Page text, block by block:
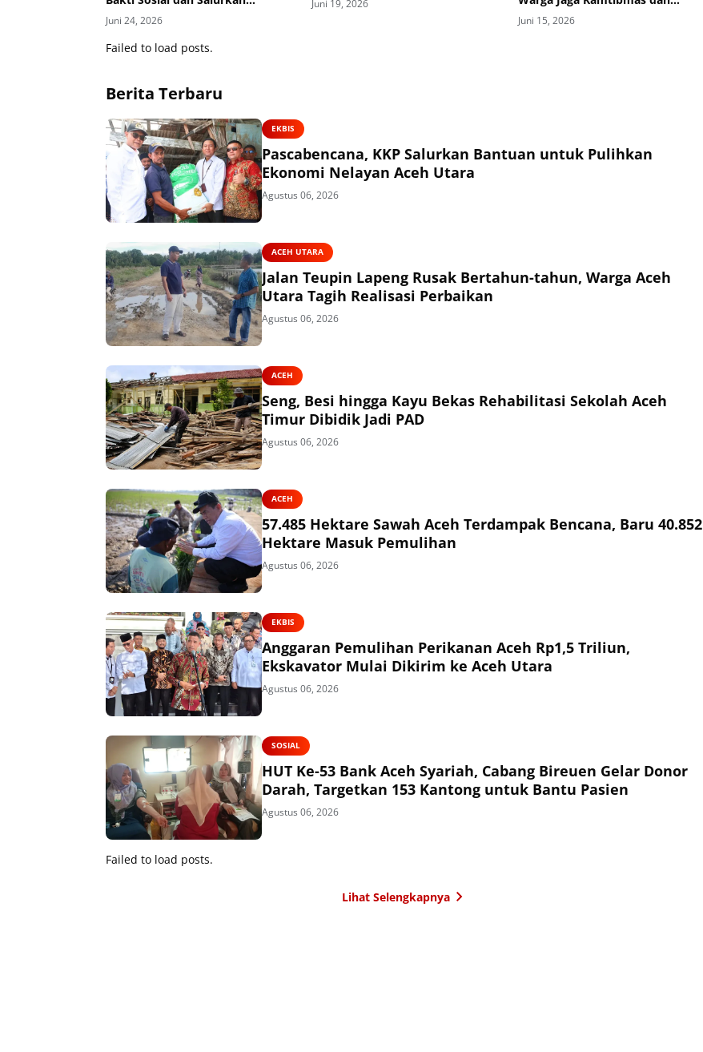
Bantuan untuk Masyarakat
Juni 24, 2026
Juni 19, 2026
Ketahanan Pangan
Juni 15, 2026
Failed to load posts.
Berita Terbaru
EKBIS
Pascabencana, KKP Salurkan Bantuan untuk Pulihkan
Ekonomi Nelayan Aceh Utara
Agustus 06, 2026
ACEH UTARA
Jalan Teupin Lapeng Rusak Bertahun-tahun, Warga Aceh
Utara Tagih Realisasi Perbaikan
Agustus 06, 2026
ACEH
Seng, Besi hingga Kayu Bekas Rehabilitasi Sekolah Aceh
Timur Dibidik Jadi PAD
Agustus 06, 2026
ACEH
57.485 Hektare Sawah Aceh Terdampak Bencana, Baru 40.852
Hektare Masuk Pemulihan
Agustus 06, 2026
EKBIS
Anggaran Pemulihan Perikanan Aceh Rp1,5 Triliun,
Ekskavator Mulai Dikirim ke Aceh Utara
Agustus 06, 2026
SOSIAL
HUT Ke-53 Bank Aceh Syariah, Cabang Bireuen Gelar Donor
Darah, Targetkan 153 Kantong untuk Bantu Pasien
Agustus 06, 2026
Failed to load posts.
Lihat Selengkapnya